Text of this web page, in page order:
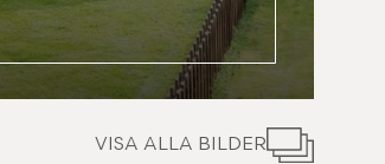
VISA ALLA BILDER